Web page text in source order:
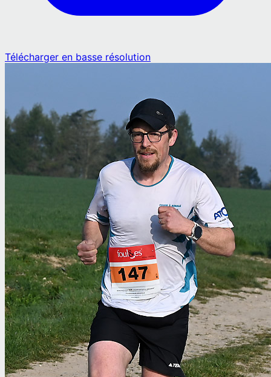
Télécharger en basse résolution